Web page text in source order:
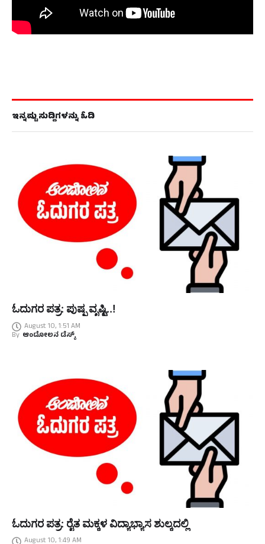
ಇನ್ನಷ್ಟು ಸುದ್ದಿಗಳನ್ನು ಓದಿ
ಓದುಗರ ಪತ್ರ: ಪುಷ್ಪ ವೃಷ್ಟಿ..!
August 10, 1:51 AM
By ಆಂದೋಲನ ಡೆಸ್ಕ್
ಓದುಗರ ಪತ್ರ: ರೈತ ಮಕ್ಕಳ ವಿದ್ಯಾಭ್ಯಾಸ ಶುಲ್ಕದಲ್ಲಿ
August 10, 1:49 AM